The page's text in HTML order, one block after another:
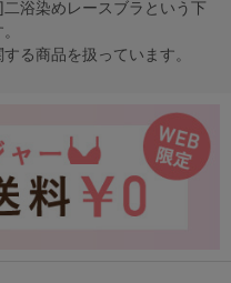
浴染めレースブラという下
する商品を扱っています。